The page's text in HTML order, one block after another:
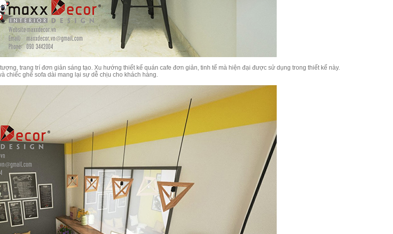
trang trí đơn giản sáng tạo. Xu hướng thiết kế quán cafe đơn giản, tinh tế mà hiện đại được sử dụng trong thiết kế này.
chiếc ghế sofa dài mang lại sự dễ chịu cho khách hàng.